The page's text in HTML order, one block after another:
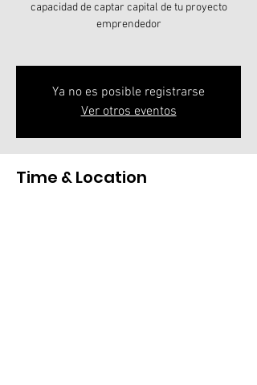
capacidad de captar capital de tu proyecto
emprendedor
Ya no es posible registrarse
Ver otros eventos
Time & Location